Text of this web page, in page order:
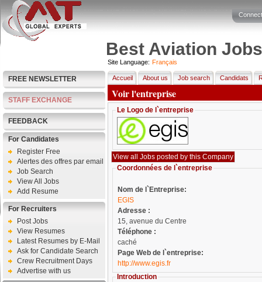
Best Aviation Jobs
FREE NEWSLETTER
STAFF EXCHANGE
FEEDBACK
For Candidates
Register Free
Alertes des offres par email
Job Search
View All Jobs
Add Resume
For Recruiters
Post Jobs
View Resumes
Latest Resumes by E-Mail
Ask for Candidate Search
Crew Recruitment Days
Advertise with us
Site Language: Français
Accueil About us Job search Candidats
Voir l'entreprise
Le Logo de l`entreprise
Coordonnées de l`entreprise
Nom de l`Entreprise:
EGIS
Adresse :
15, avenue du Centre
Téléphone :
caché
Page Web de l`entreprise:
http://www.egis.fr
Introduction